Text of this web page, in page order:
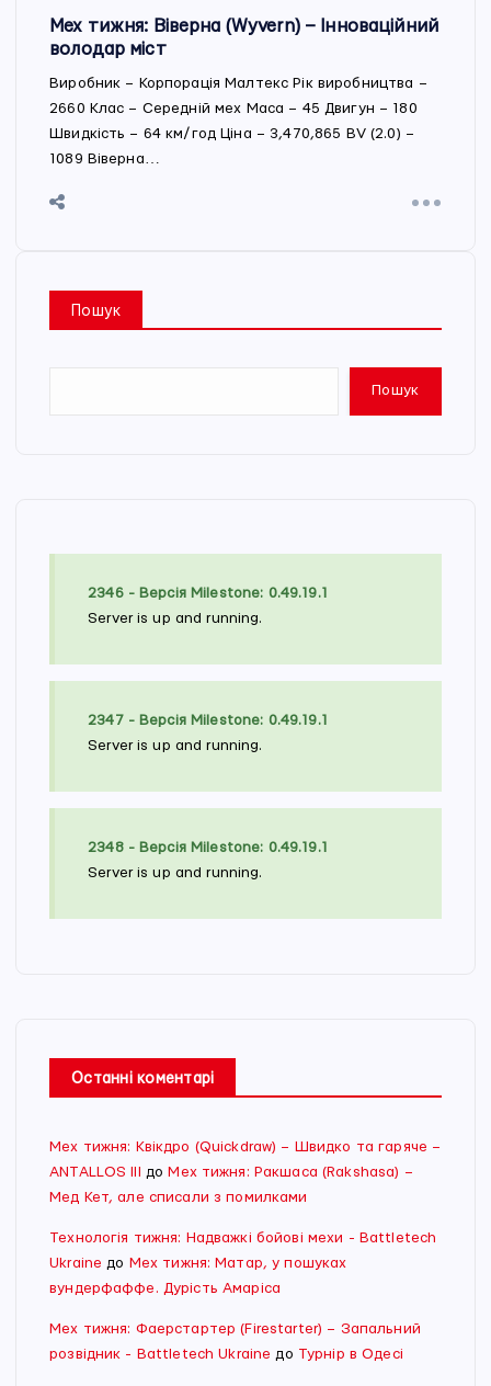
Мех тижня: Віверна (Wyvern) – Інноваційний
володар міст
Виробник – Корпорація Малтекс Рік виробництва –
2660 Клас – Середній мех Маса – 45 Двигун – 180
Швидкість – 64 км/год Ціна – 3,470,865 BV (2.0) –
1089 Віверна…
Пошук
Пошук
2346 - Версія Milestone: 0.49.19.1
Server is up and running.
2347 - Версія Milestone: 0.49.19.1
Server is up and running.
2348 - Версія Milestone: 0.49.19.1
Server is up and running.
Останні коментарі
Мех тижня: Квікдро (Quickdraw) – Швидко та гаряче –
ANTALLOS III
до Мех тижня: Ракшаса (Rakshasa) –
Мед Кет, але списали з помилками
Технологія тижня: Надважкі бойові мехи - Battletech
Ukraine до Мех тижня: Матар, у пошуках
вундерфаффе. Дурість Амаріса
Мех тижня: Фаерстартер (Firestarter) – Запальний
розвідник - Battletech Ukraine до Турнір в Одесі